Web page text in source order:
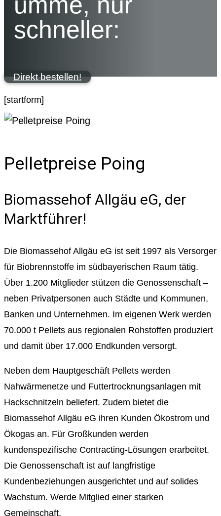
schneller:
Direkt bestellen!
[startform]
Pelletpreise Poing
Biomassehof Allgäu eG, der
Marktführer!
Die Biomassehof Allgäu eG ist seit 1997 als Versorger
für Biobrennstoffe im südbayerischen Raum tätig.
Über 1.200 Mitglieder stützen die Genossenschaft –
neben Privatpersonen auch Städte und Kommunen,
Banken und Unternehmen. Im eigenen Werk werden
70.000 t Pellets aus regionalen Rohstoffen produziert
und damit über 17.000 Endkunden versorgt.
Neben dem Hauptgeschäft Pellets werden
Nahwärmenetze und Futtertrocknungsanlagen mit
Hackschnitzeln beliefert. Zudem bietet die
Biomassehof Allgäu eG ihren Kunden Ökostrom und
Ökogas an. Für Großkunden werden
kundenspezifische Contracting-Lösungen erarbeitet.
Die Genossenschaft ist auf langfristige
Kundenbeziehungen ausgerichtet und auf solides
Wachstum. Werde Mitglied einer starken
Gemeinschaft.